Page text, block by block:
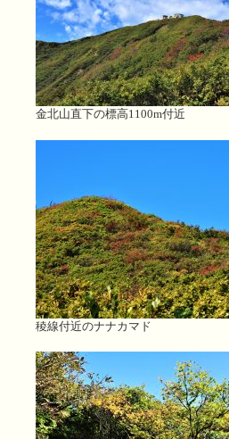
金北山直下の標高1100m付近
稜線付近のナナカマド